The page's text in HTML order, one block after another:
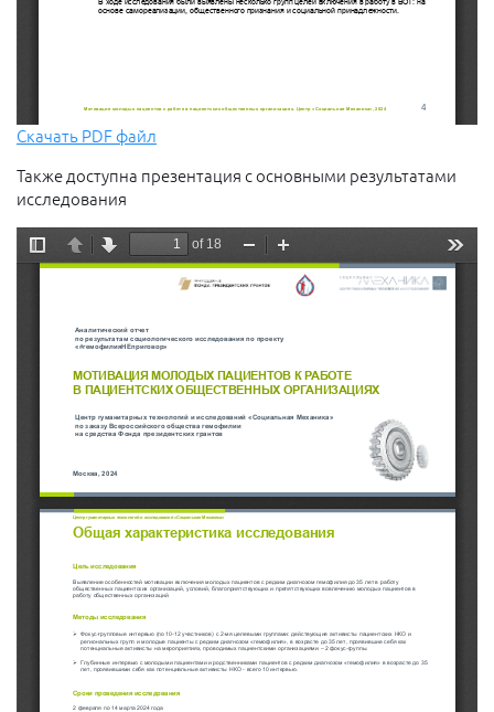
Скачать PDF файл
Также доступна презентация с основными результатами
исследования